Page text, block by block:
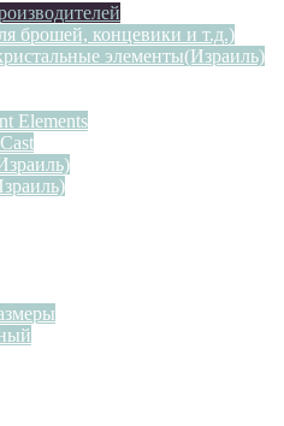
брошей, концевики и т.д.)
элементы(Израиль)
Elements